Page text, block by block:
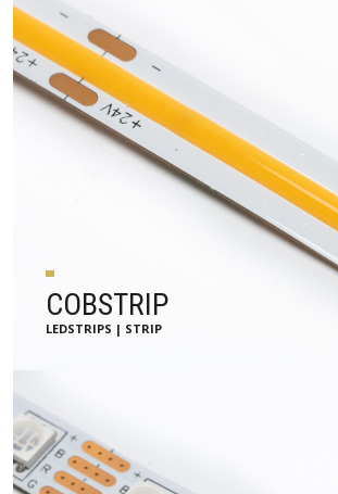
COBSTRIP
LEDSTRIPS | STRIP